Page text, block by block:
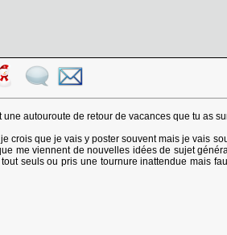
une autouroute de retour de vacances que tu as
crois que je vais y poster souvent mais je vais
me viennent de nouvelles idées de sujet
seuls ou pris une tournure inattendue mais